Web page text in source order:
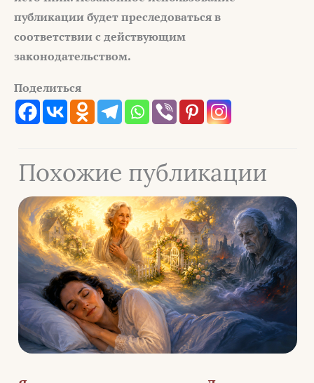
публикации будет преследоваться в
соответствии с действующим
законодательством.
Поделиться
Похожие публикации